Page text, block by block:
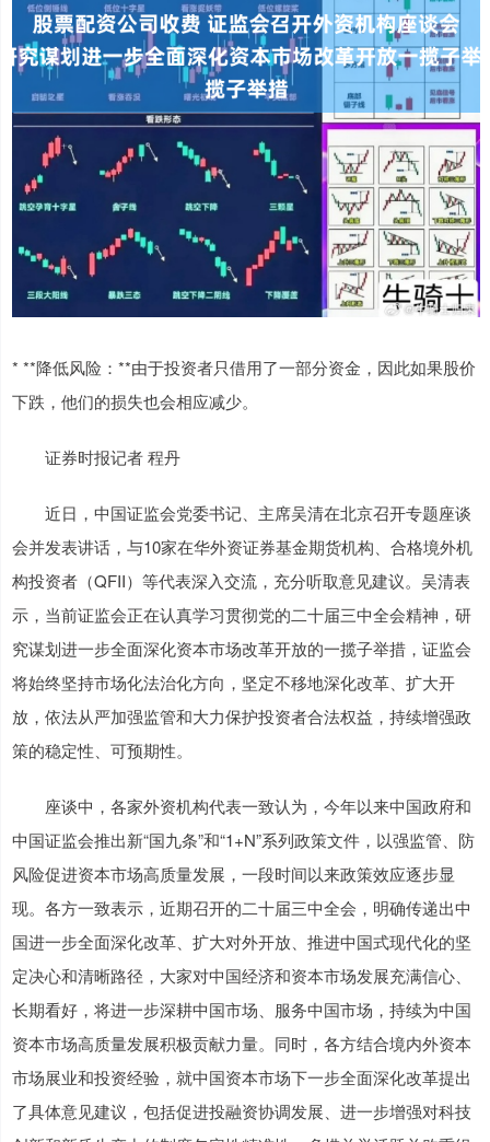
* **降低风险：**由于投资者只借用了一部分资金，因此如果股价
下跌，他们的损失也会相应减少。
证券时报记者 程丹
近日，中国证监会党委书记、主席吴清在北京召开专题座谈
会并发表讲话，与10家在华外资证券基金期货机构、合格境外机
构投资者（QFII）等代表深入交流，充分听取意见建议。吴清表
示，当前证监会正在认真学习贯彻党的二十届三中全会精神，研
究谋划进一步全面深化资本市场改革开放的一揽子举措，证监会
将始终坚持市场化法治化方向，坚定不移地深化改革、扩大开
放，依法从严加强监管和大力保护投资者合法权益，持续增强政
策的稳定性、可预期性。
座谈中，各家外资机构代表一致认为，今年以来中国政府和
中国证监会推出新“国九条”和“1+N”系列政策文件，以强监管、防
风险促进资本市场高质量发展，一段时间以来政策效应逐步显
现。各方一致表示，近期召开的二十届三中全会，明确传递出中
国进一步全面深化改革、扩大对外开放、推进中国式现代化的坚
定决心和清晰路径，大家对中国经济和资本市场发展充满信心、
长期看好，将进一步深耕中国市场、服务中国市场，持续为中国
资本市场高质量发展积极贡献力量。同时，各方结合境内外资本
市场展业和投资经验，就中国资本市场下一步全面深化改革提出
了具体意见建议，包括促进投融资协调发展、进一步增强对科技